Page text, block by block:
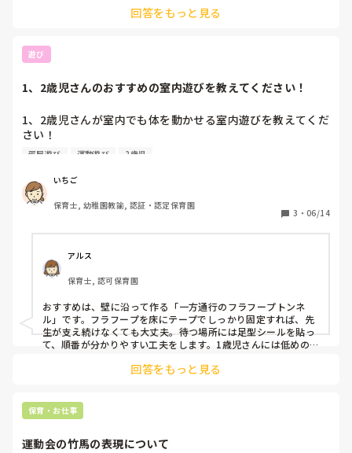
若い先生にも経験を積んで欲しい思いがあり
来年は違うやり方の方がいいのかな？と考えています。
同じような環境の方いらっしゃれば
トを活用する時もありました。
「それぞれのやり方を通す」先生の集まりでは、そのやり方は
回答をもっと見る
遊び
1、2歳児さんのおすすめの室内遊びを教えてください！
1、2歳児さんが室内でも体を動かせる室内遊びを教えてくだ
さい！
普段室内遊びではセンサリーマット、カラーボール遊び、リ
のや身近にあるもので教えて欲しいです🙇🏻‍♀️
小規模園のため職員の数は各クラスに2～3人のため職員が少
人数でも行えるものだとありがたいです💦また園には広いホ
部屋遊び 運動遊び 2歳児
いちご
保育士, 幼稚園教諭, 認証・認定保育園
3 ・ 06/14
アルス
保育士, 認可保育園
おすすめは、壁に沿って作る「一方通行のフラフープトンネ
ル」です。フラフープを床にテープでしっかり固定すれば、先
生が支え続けなくても大丈夫。待つ場所には足型シールを貼っ
て、順番が分かりやすい工夫をします。1歳児さんには低めの
えるとみんなが楽しめます。
「お腹ペッタンコでシュッ、シュッ。おっとっと、上手！」
先生が完璧にやろうと焦らず、少しのんびり関わる方が、子ど
す！
回答をもっと見る
保育・お仕事
運動会の竹馬の表現について